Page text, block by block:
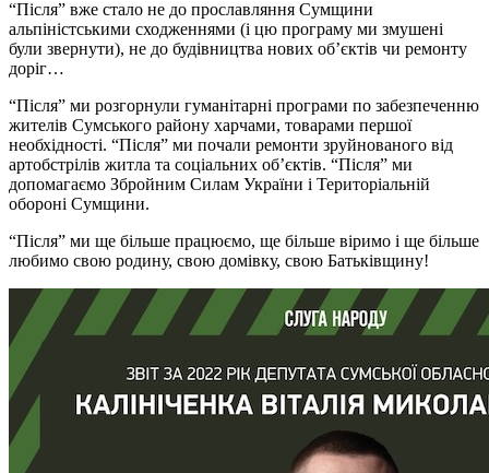
“Після” вже стало не до прославляння Сумщини
альпіністськими сходженнями (і цю програму ми змушені
були звернути), не до будівництва нових об’єктів чи ремонту
доріг…
“Після” ми розгорнули гуманітарні програми по забезпеченню
жителів Сумського району харчами, товарами першої
необхідності. “Після” ми почали ремонти зруйнованого від
артобстрілів житла та соціальних об’єктів. “Після” ми
допомагаємо Збройним Силам України і Територіальній
обороні Сумщини.
“Після” ми ще більше працюємо, ще більше віримо і ще більше
любимо свою родину, свою домівку, свою Батьківщину!